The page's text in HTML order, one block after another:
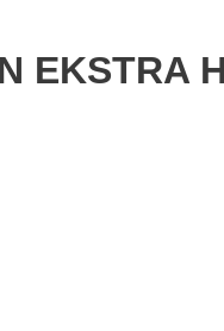
EKSTRA